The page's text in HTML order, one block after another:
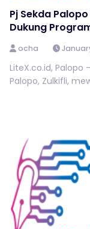
Pj Sekda
Dukung
ocha
LiteX.co.id, Palopo
Palopo, Zulkifli,